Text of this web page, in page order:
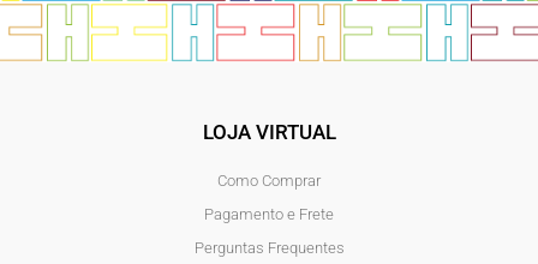
LOJA VIRTUAL
Como Comprar
Pagamento e Frete
Perguntas Frequentes